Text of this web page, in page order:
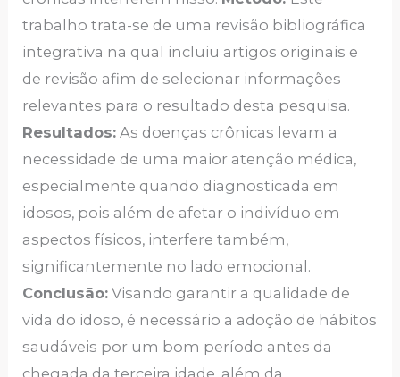
trabalho trata-se de uma revisão bibliográfica
integrativa na qual incluiu artigos originais e
de revisão afim de selecionar informações
relevantes para o resultado desta pesquisa.
Resultados: As doenças crônicas levam a
necessidade de uma maior atenção médica,
especialmente quando diagnosticada em
idosos, pois além de afetar o indivíduo em
aspectos físicos, interfere também,
significantemente no lado emocional.
Conclusão: Visando garantir a qualidade de
vida do idoso, é necessário a adoção de hábitos
saudáveis por um bom período antes da